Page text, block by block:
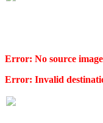
Error: No source
Error: Invalid